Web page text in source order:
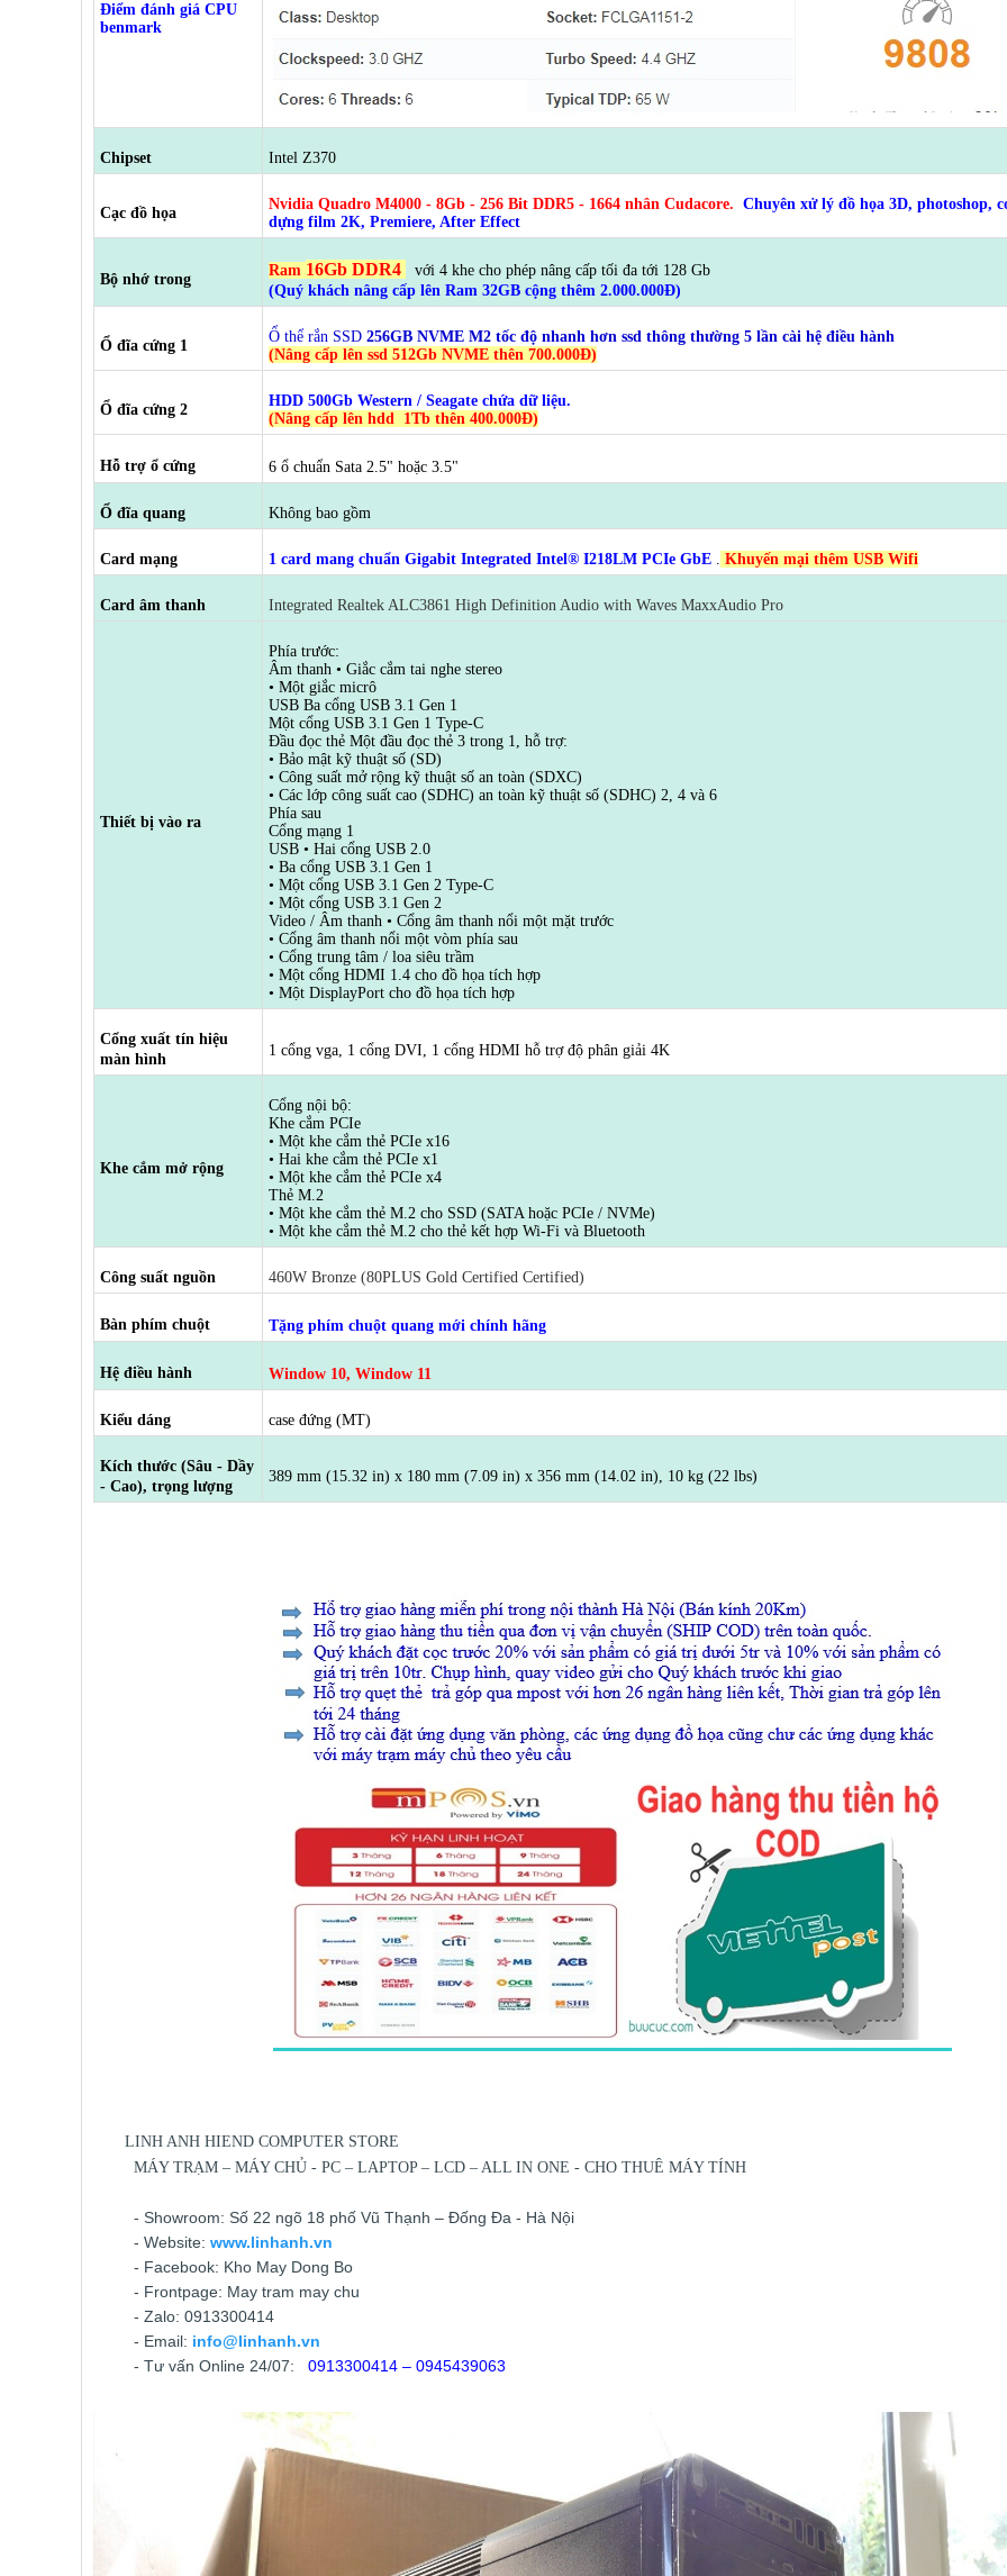
Điểm đánh giá CPU
benmark
Chipset Intel Z370
Cạc đồ họa
Nvidia Quadro M4000 - 8Gb - 256 Bit DDR5 - 1664 nhân Cudacore. Chuyên xử lý đồ họa 3D, photoshop,
dựng film 2K, Premiere, After Effect
Bộ nhớ trong
Ram 16Gb DDR4
với 4 khe cho phép nâng cấp tối đa tới 128 Gb
(Quý khách nâng cấp lên Ram 32GB cộng thêm 2.000.000Đ)
Ổ đĩa cứng 1
Ổ thể rắn SSD 256GB NVME M2 tốc độ nhanh hơn ssd thông thường 5 lần cài hệ điều hành
(Nâng cấp lên ssd 512Gb NVME thên 700.000Đ)
Ổ đĩa cứng 2
HDD 500Gb Western / Seagate chứa dữ liệu.
(Nâng cấp lên hdd 1Tb thên 400.000Đ)
Hỗ trợ ổ cứng 6 ổ chuẩn Sata 2.5" hoặc 3.5"
Ổ đĩa quang Không bao gồm
Card mạng 1 card mang chuẩn Gigabit Integrated Intel® I218LM PCIe GbE . Khuyến mại thêm USB Wifi
Card âm thanh Integrated Realtek ALC3861 High Definition Audio with Waves MaxxAudio Pro
Thiết bị vào ra
Phía trước:
Âm thanh • Giắc cắm tai nghe stereo
• Một giắc micrô
USB Ba cổng USB 3.1 Gen 1
Một cổng USB 3.1 Gen 1 Type-C
Đầu đọc thẻ Một đầu đọc thẻ 3 trong 1, hỗ trợ:
• Bảo mật kỹ thuật số (SD)
• Công suất mở rộng kỹ thuật số an toàn (SDXC)
• Các lớp công suất cao (SDHC) an toàn kỹ thuật số (SDHC) 2, 4 và 6
Phía sau
Cổng mạng 1
USB • Hai cổng USB 2.0
• Ba cổng USB 3.1 Gen 1
• Một cổng USB 3.1 Gen 2 Type-C
• Một cổng USB 3.1 Gen 2
Video / Âm thanh • Cổng âm thanh nổi một mặt trước
• Cổng âm thanh nổi một vòm phía sau
• Cổng trung tâm / loa siêu trầm
• Một cổng HDMI 1.4 cho đồ họa tích hợp
• Một DisplayPort cho đồ họa tích hợp
Cổng xuất tín hiệu
màn hình
1 cổng vga, 1 cổng DVI, 1 cổng HDMI hỗ trợ độ phân giải 4K
Khe cắm mở rộng
Cổng nội bộ:
Khe cắm PCIe
• Một khe cắm thẻ PCIe x16
• Hai khe cắm thẻ PCIe x1
• Một khe cắm thẻ PCIe x4
Thẻ M.2
• Một khe cắm thẻ M.2 cho SSD (SATA hoặc PCIe / NVMe)
• Một khe cắm thẻ M.2 cho thẻ kết hợp Wi-Fi và Bluetooth
Công suất nguồn 460W Bronze (80PLUS Gold Certified Certified)
Bàn phím chuột Tặng phím chuột quang mới chính hãng
Hệ điều hành Window 10, Window 11
Kiểu dáng case đứng (MT)
Kích thước (Sâu - Dầy
- Cao), trọng lượng
389 mm (15.32 in) x 180 mm (7.09 in) x 356 mm (14.02 in), 10 kg (22 lbs)
LINH ANH HIEND COMPUTER STORE
MÁY TRẠM – MÁY CHỦ - PC – LAPTOP – LCD – ALL IN ONE - CHO THUÊ MÁY TÍNH
- Showroom: Số 22 ngõ 18 phố Vũ Thạnh – Đống Đa - Hà Nội
- Website: www.linhanh.vn
- Facebook: Kho May Dong Bo
- Frontpage: May tram may chu
- Zalo: 0913300414
- Email: info@linhanh.vn
- Tư vấn Online 24/07: 0913300414 – 0945439063